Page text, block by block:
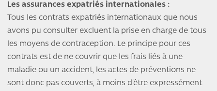
Les assurances expatriés internationales :
Tous les contrats expatriés internationaux que nous
avons pu consulter excluent la prise en charge de tous
les moyens de contraception. Le principe pour ces
contrats est de ne couvrir que les frais liés à une
maladie ou un accident, les actes de préventions ne
sont donc pas couverts, à moins d’être expressément